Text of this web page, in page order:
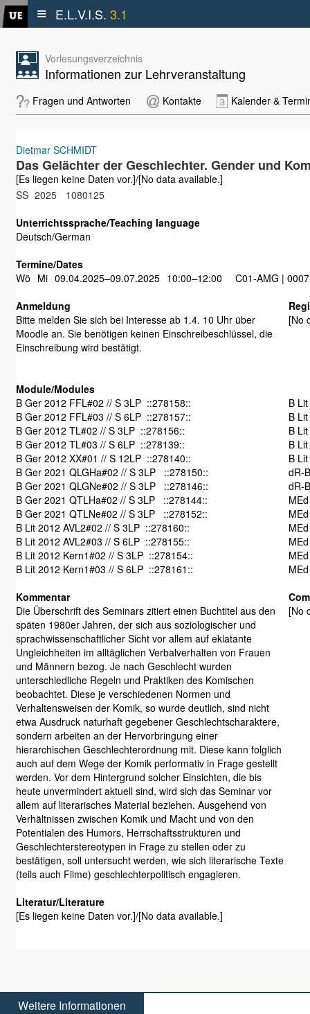
≡ E.L.V.I.S. 3.1
Vorlesungsverzeichnis
Informationen zur Lehrveranstaltung
Fragen und Antworten Kontakte Kalender &
Dietmar SCHMIDT
Das Gelächter der Geschlechter. Gender und
[Es liegen keine Daten vor.]/[No data available.]
SS 2025
1080125
Unterrichtssprache/Teaching language
Deutsch/German
Termine/Dates
Wö Mi 09.04.2025–09.07.2025 10:00–12:00
C01-AMG | 0007
Anmeldung
Bitte melden Sie sich bei Interesse ab 1.4. 10 Uhr über
Moodle an. Sie benötigen keinen Einschreibeschlüssel, die
Einschreibung wird bestätigt.
[No
Module/Modules
B Ger 2012 FFL#02 // S 3LP ::278158::
B Ger 2012 FFL#03 // S 6LP ::278157::
B Ger 2012 TL#02 // S 3LP ::278156::
B Ger 2012 TL#03 // S 6LP ::278139::
B Ger 2012 XX#01 // S 12LP ::278140::
B Ger 2021 QLGHa#02 // S 3LP ::278150::
B Ger 2021 QLGNe#02 // S 3LP ::278146::
B Ger 2021 QTLHa#02 // S 3LP ::278144::
B Ger 2021 QTLNe#02 // S 3LP ::278152::
B Lit 2012 AVL2#02 // S 3LP ::278160::
B Lit 2012 AVL2#03 // S 6LP ::278155::
B Lit 2012 Kern1#02 // S 3LP ::278154::
B Lit 2012 Kern1#03 // S 6LP ::278161::
B
B
B
B
B
dR-
dR-
Kommentar
Die Überschrift des Seminars zitiert einen Buchtitel aus den
späten 1980er Jahren, der sich aus soziologischer und
sprachwissenschaftlicher Sicht vor allem auf eklatante
Ungleichheiten im alltäglichen Verbalverhalten von Frauen
und Männern bezog. Je nach Geschlecht wurden
unterschiedliche Regeln und Praktiken des Komischen
beobachtet. Diese je verschiedenen Normen und
Verhaltensweisen der Komik, so wurde deutlich, sind nicht
etwa Ausdruck naturhaft gegebener Geschlechtscharaktere,
sondern arbeiten an der Hervorbringung einer
hierarchischen Geschlechterordnung mit. Diese kann folglich
auch auf dem Wege der Komik performativ in Frage gestellt
werden. Vor dem Hintergrund solcher Einsichten, die bis
heute unvermindert aktuell sind, wird sich das Seminar vor
allem auf literarisches Material beziehen. Ausgehend von
Verhältnissen zwischen Komik und Macht und von den
Potentialen des Humors, Herrschaftsstrukturen und
Geschlechterstereotypen in Frage zu stellen oder zu
bestätigen, soll untersucht werden, wie sich literarische Texte
(teils auch Filme) geschlechterpolitisch engagieren.
[No
Literatur/Literature
[Es liegen keine Daten vor.]/[No data available.]
Weitere Informationen